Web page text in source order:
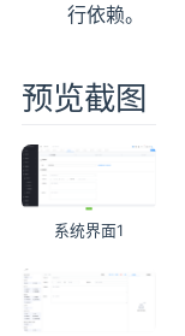
行依赖。
预览截图
系统界面1